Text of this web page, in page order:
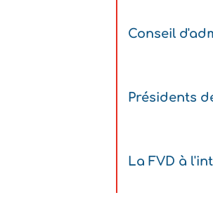
Conseil
Présidents
La FVD à